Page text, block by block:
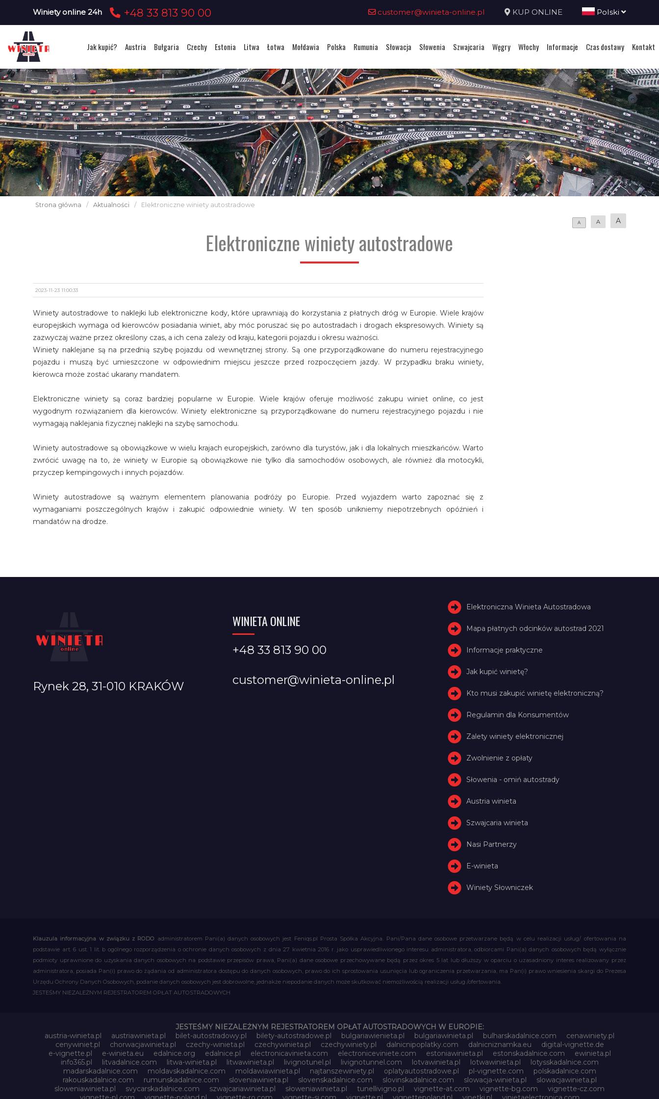
Winiety online 24h +48 33 813 90 00 customer@winieta-online.pl KUP ONLINE Polski
Jak kupić? Austria Bułgaria Czechy Estonia Litwa Łotwa Mołdawia Polska Rumunia Słowacja Słowenia Szwajcaria Węgry Włochy Informacje Czas dostawy Kontakt
Strona główna / Aktualności / Elektroniczne winiety autostradowe
A A A
Elektroniczne winiety autostradowe
2023-11-23 11:00:33
Winiety autostradowe to naklejki lub elektroniczne kody, które uprawniają do korzystania z płatnych dróg w Europie. Wiele krajów
europejskich wymaga od kierowców posiadania winiet, aby móc poruszać się po autostradach i drogach ekspresowych. Winiety są
zazwyczaj ważne przez określony czas, a ich cena zależy od kraju, kategorii pojazdu i okresu ważności.
Winiety naklejane są na przednią szybę pojazdu od wewnętrznej strony. Są one przyporządkowane do numeru rejestracyjnego
pojazdu i muszą być umieszczone w odpowiednim miejscu jeszcze przed rozpoczęciem jazdy. W przypadku braku winiety,
kierowca może zostać ukarany mandatem.
Elektroniczne winiety są coraz bardziej popularne w Europie. Wiele krajów oferuje możliwość zakupu winiet online, co jest
wygodnym rozwiązaniem dla kierowców. Winiety elektroniczne są przyporządkowane do numeru rejestracyjnego pojazdu i nie
wymagają naklejania fizycznej naklejki na szybę samochodu.
Winiety autostradowe są obowiązkowe w wielu krajach europejskich, zarówno dla turystów, jak i dla lokalnych mieszkańców. Warto
zwrócić uwagę na to, że winiety w Europie są obowiązkowe nie tylko dla samochodów osobowych, ale również dla motocykli,
przyczep kempingowych i innych pojazdów.
Winiety autostradowe są ważnym elementem planowania podróży po Europie. Przed wyjazdem warto zapoznać się z
wymaganiami poszczególnych krajów i zakupić odpowiednie winiety. W ten sposób unikniemy niepotrzebnych opóźnień i
mandatów na drodze.
Rynek 28, 31-010 KRAKÓW
WINIETA ONLINE
+48 33 813 90 00
customer@winieta-online.pl
Elektroniczna Winieta Autostradowa
Mapa płatnych odcinków autostrad 2021
Informacje praktyczne
Jak kupić winietę?
Kto musi zakupić winietę elektroniczną?
Regulamin dla Konsumentów
Zalety winiety elektronicznej
Zwolnienie z opłaty
Słowenia - omiń autostrady
Austria winieta
Szwajcaria winieta
Nasi Partnerzy
E-winieta
Winiety Słowniczek
Klauzula informacyjna w związku z RODO administratorem Pani(a) danych osobowych jest Feniqs.pl Prosta Spółka Akcyjna. Pani/Pana dane osobowe przetwarzane będą w celu realizacji usług/ ofertowania na
podstawie art. 6 ust. 1 lit. b ogólnego rozporządzenia o ochronie danych osobowych z dnia 27 kwietnia 2016 r. jako usprawiedliwionego interesu administratora, odbiorcami Pani(a) danych osobowych będą wyłącznie
podmioty uprawnione do uzyskania danych osobowych na podstawie przepisów prawa, Pani(a) dane osobowe przechowywane będą przez okres 5 lat lub dłuższy w oparciu o uzasadniony interes realizowany przez
administratora, posiada Pan(i) prawo do żądania od administratora dostępu do danych osobowych, prawo do ich sprostowania usunięcia lub ograniczenia przetwarzania, ma Pan(i) prawo wniesienia skargi do Prezesa
Urzędu Ochrony Danych Osobowych, podanie danych osobowych jest dobrowolne, jednakże niepodanie danych może skutkować niemożliwością realizacji usług /ofertowania.
JESTEŚMY NIEZALEŻNYM REJESTRATOREM OPŁAT AUTOSTRADOWYCH
JESTEŚMY NIEZALEŻNYM REJESTRATOREM OPŁAT AUTOSTRADOWYCH W EUROPIE:
austria-winieta.pl
austriawinieta.pl bilet-autostradowy.pl bilety-autostradowe.pl bulgariawienieta.pl bulgariawinieta.pl bulharskadalnice.com
cenawiniety.pl
cenywiniet.pl
chorwacjawinieta.pl czechy-winieta.pl czechywinieta.pl czechywiniety.pl dalnicnipoplatky.com dalnicniznamka.eu
digital-vignette.de
e-vignette.pl
e-winieta.eu edalnice.org edalnice.pl electronicavinieta.com electroniceviniete.com estoniawinieta.pl estonskadalnice.com
ewinieta.pl
info365.pl
litvadalnice.com litwa-winieta.pl litwawinieta.pl livignotunel.pl livignotunnel.com lotvawinieta.pl lotwawinieta.pl
lotysskadalnice.com
madarskadalnice.com
moldavskadalnice.com moldawiawinieta.pl najtanszewiniety.pl oplatyautostradowe.pl pl-vignette.com
polskadalnice.com
rakouskadalnice.com
rumunskadalnice.com sloveniawinieta.pl slovenskadalnice.com slovinskadalnice.com slowacja-winieta.pl
slowacjawinieta.pl
sloweniawinieta.pl
svycarskadalnice.com szwajcariawinieta.pl słoweniawinieta.pl tunellivigno.pl vignette-at.com vignette-bg.com
vignette-cz.com